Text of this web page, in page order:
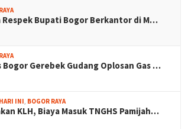
Respek Bupati Bogor Berkantor di M…
Bogor Gerebek Gudang Oplosan Gas …
INI, BOGOR RAYA
KLH, Biaya Masuk TNGHS Pamijah…